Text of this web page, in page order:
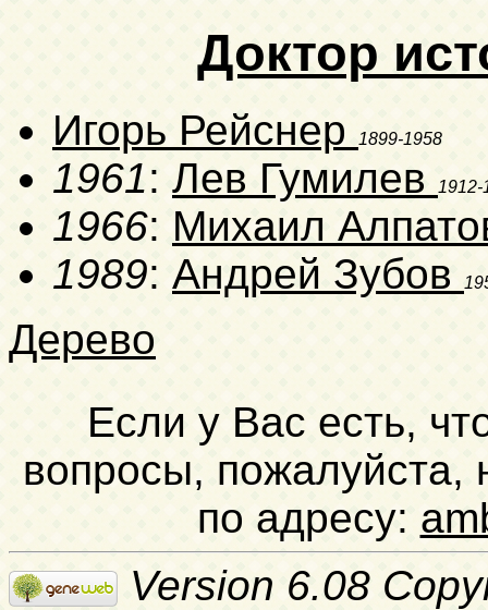
Доктор
Игорь Рейснер 1899-1958
1961: Лев Гумилев 1912-
1966: Михаил
1989: Андрей Зубов
Дерево
Если у Вас есть,
вопросы, пожалуйста,
по адресу:
Version 6.08